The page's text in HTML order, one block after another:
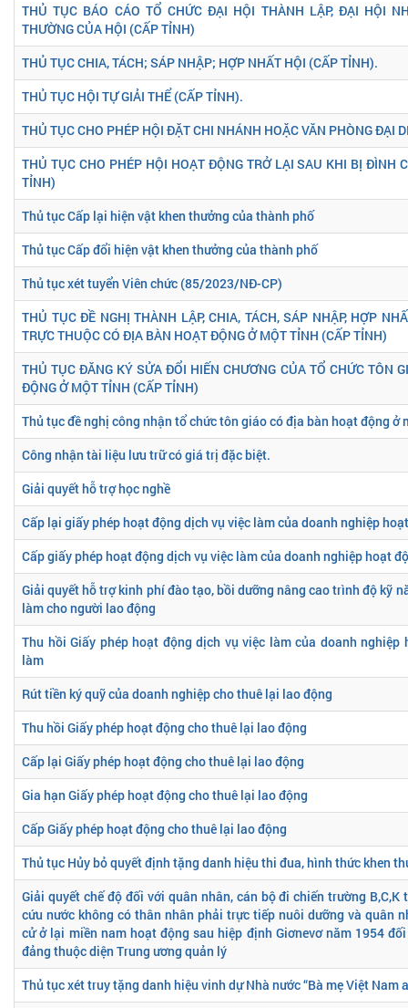
THỦ TỤC BÁO CÁO TỔ CHỨC ĐẠI HỘI THÀNH LẬP, ĐẠI HỘI
THƯỜNG CỦA HỘI (CẤP TỈNH)
THỦ TỤC CHIA, TÁCH; SÁP NHẬP; HỢP NHẤT HỘI (CẤP TỈNH).
THỦ TỤC HỘI TỰ GIẢI THỂ (CẤP TỈNH).
THỦ TỤC CHO PHÉP HỘI ĐẶT CHI NHÁNH HOẶC VĂN PHÒNG ĐẠI
THỦ TỤC CHO PHÉP HỘI HOẠT ĐỘNG TRỞ LẠI SAU KHI BỊ ĐÌNH
TỈNH)
Thủ tục Cấp lại hiện vật khen thưởng của thành phố
Thủ tục Cấp đổi hiện vật khen thưởng của thành phố
Thủ tục xét tuyển Viên chức (85/2023/NĐ-CP)
THỦ TỤC ĐỀ NGHỊ THÀNH LẬP, CHIA, TÁCH, SÁP NHẬP, HỢP
TRỰC THUỘC CÓ ĐỊA BÀN HOẠT ĐỘNG Ở MỘT TỈNH (CẤP TỈNH)
THỦ TỤC ĐĂNG KÝ SỬA ĐỔI HIẾN CHƯƠNG CỦA TỔ CHỨC TÔN
ĐỘNG Ở MỘT TỈNH (CẤP TỈNH)
Thủ tục đề nghị công nhận tổ chức tôn giáo có địa bàn hoạt động ở
Công nhận tài liệu lưu trữ có giá trị đặc biệt.
Giải quyết hỗ trợ học nghề
Cấp lại giấy phép hoạt động dịch vụ việc làm của doanh nghiệp
Cấp giấy phép hoạt động dịch vụ việc làm của doanh nghiệp hoạt
Giải quyết hỗ trợ kinh phí đào tạo, bồi dưỡng nâng cao trình độ kỹ
làm cho người lao động
Thu hồi Giấy phép hoạt động dịch vụ việc làm của doanh nghiệp
làm
Rút tiền ký quỹ của doanh nghiệp cho thuê lại lao động
Thu hồi Giấy phép hoạt động cho thuê lại lao động
Cấp lại Giấy phép hoạt động cho thuê lại lao động
Gia hạn Giấy phép hoạt động cho thuê lại lao động
Cấp Giấy phép hoạt động cho thuê lại lao động
Thủ tục Hủy bỏ quyết định tặng danh hiệu thi đua, hình thức khen
Giải quyết chế độ đối với quân nhân, cán bộ đi chiến trường
cứu nước không có thân nhân phải trực tiếp nuôi dưỡng và quân
cử ở lại miền nam hoạt động sau hiệp định Giơnevơ năm 1954
đảng thuộc diện Trung ương quản lý
Thủ tục xét truy tặng danh hiệu vinh dự Nhà nước “Bà mẹ Việt Nam